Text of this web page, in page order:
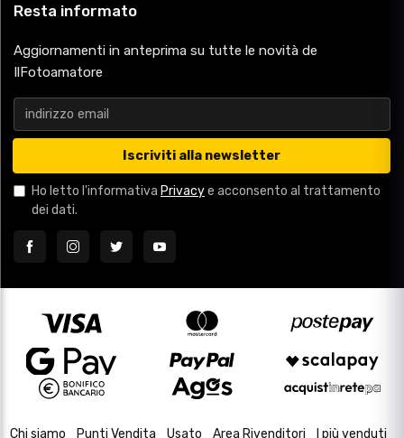
Resta informato
Aggiornamenti in anteprima su tutte le novità de
IlFotoamatore
Iscriviti alla newsletter
Ho letto l'informativa Privacye acconsento al trattamento
dei dati.
Chi siamo Punti Vendita Usato Area Rivenditori I più venduti